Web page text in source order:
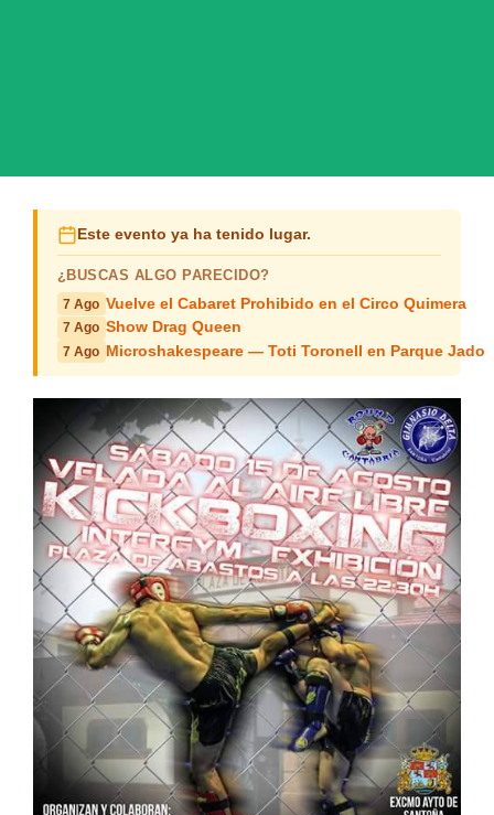
Este evento ya ha tenido lugar.
¿BUSCAS ALGO PARECIDO?
7 Ago Vuelve el Cabaret Prohibido en el Circo Quimera
7 Ago Show Drag Queen
7 Ago Microshakespeare — Toti Toronell en Parque Jado